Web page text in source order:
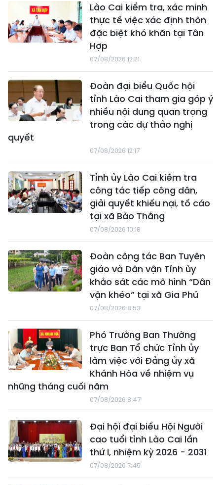
Lào Cai kiểm tra, xác minh
thực tế việc xác định thôn
đặc biệt khó khăn tại Tân
Hợp
07/08/2026 12:21
Đoàn đại biểu Quốc hội
tỉnh Lào Cai tham gia góp ý
nhiều nội dung quan trọng
trong các dự thảo nghị
quyết
07/08/2026 12:17
Tỉnh ủy Lào Cai kiểm tra
công tác tiếp công dân,
giải quyết khiếu nại, tố cáo
tại xã Bảo Thắng
07/08/2026 10:18
Đoàn công tác Ban Tuyên
giáo và Dân vận Tỉnh ủy
khảo sát các mô hình “Dân
vận khéo” tại xã Gia Phú
07/08/2026 8:53
Phó Trưởng Ban Thường
trực Ban Tổ chức Tỉnh ủy
làm việc với Đảng ủy xã
Khánh Hòa về nhiệm vụ
những tháng cuối năm
07/08/2026 8:47
Đại hội đại biểu Hội Người
cao tuổi tỉnh Lào Cai lần
thứ I, nhiệm kỳ 2026 - 2031
07/08/2026 7:45